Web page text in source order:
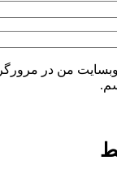
وبسایت من در